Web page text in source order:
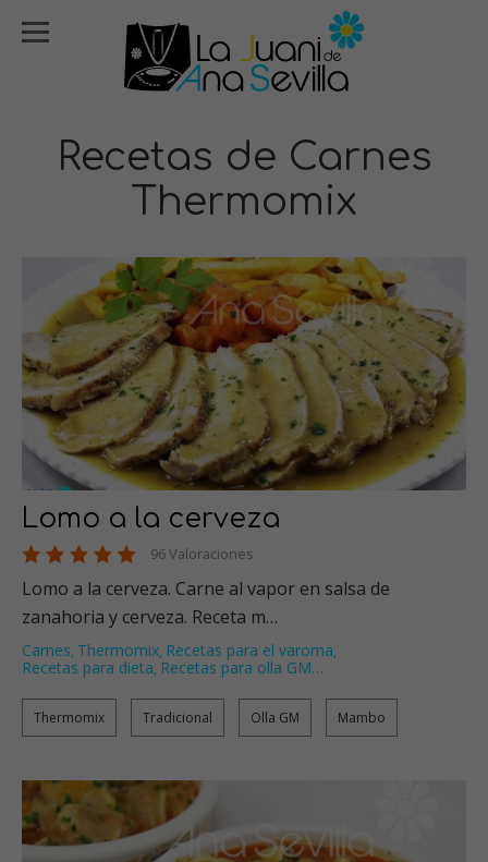
Recetas de Carnes
Thermomix
Lomo a la cerveza
96 Valoraciones
Lomo a la cerveza. Carne al vapor en salsa de
zanahoria y cerveza. Receta m…
Carnes, Thermomix, Recetas para el varoma,
Recetas para dieta, Recetas para olla GM…
Thermomix Tradicional Olla GM Mambo